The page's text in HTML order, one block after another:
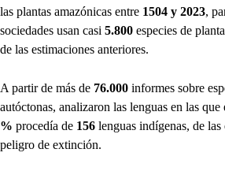
las plantas amazónicas entre 1504 y 2023,
sociedades usan casi 5.800 especies de
de las estimaciones anteriores.
A partir de más de 76.000 informes sobre
autóctonas, analizaron las lenguas en las que
% procedía de 156 lenguas indígenas, de las
peligro de extinción.